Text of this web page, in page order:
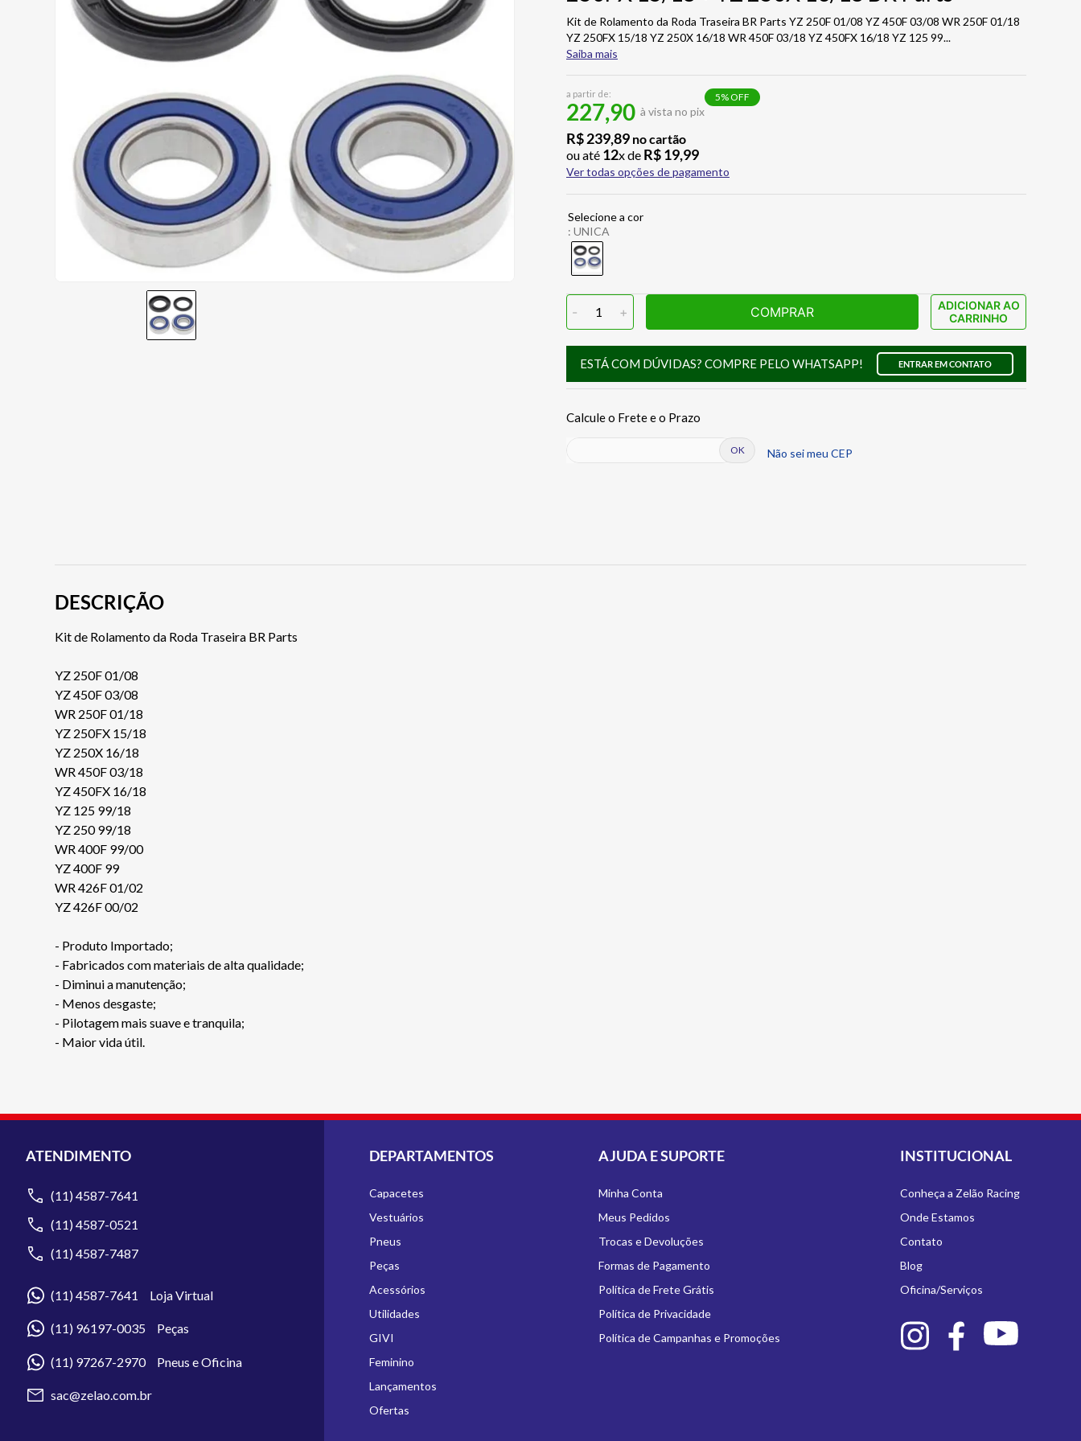
Kit de Rolamento da Roda Traseira BR Parts YZ 250F 01/08 YZ 450F 03/08 WR 250F 01/18
YZ 250FX 15/18 YZ 250X 16/18 WR 450F 03/18 YZ 450FX 16/18 YZ 125 99...
Saiba mais
a partir de:
227,90 à vista no pix
5% OFF
R$239,89 no cartão
ou até 12x de R$19,99
Ver todas opções de pagamento
: UNICA
- 1 + COMPRAR
ADICIONAR AO
CARRINHO
ESTÁ COM DÚVIDAS? COMPRE PELO WHATSAPP! ENTRAR EM CONTATO
Não sei meu CEP
DESCRIÇÃO
Kit de Rolamento da Roda Traseira BR Parts
YZ 250F 01/08
YZ 450F 03/08
WR 250F 01/18
YZ 250FX 15/18
YZ 250X 16/18
WR 450F 03/18
YZ 450FX 16/18
YZ 125 99/18
YZ 250 99/18
WR 400F 99/00
YZ 400F 99
WR 426F 01/02
YZ 426F 00/02
- Produto Importado;
- Fabricados com materiais de alta qualidade;
- Diminui a manutenção;
- Menos desgaste;
- Pilotagem mais suave e tranquila;
- Maior vida útil.
ATENDIMENTO
(11) 4587-7641
(11) 4587-0521
(11) 4587-7487
(11) 4587-7641 Loja Virtual
(11) 96197-0035 Peças
(11) 97267-2970 Pneus e Oficina
sac@zelao.com.br
DEPARTAMENTOS
Capacetes
Vestuários
Pneus
Peças
Acessórios
Utilidades
GIVI
Feminino
Lançamentos
Ofertas
AJUDA E SUPORTE
Minha Conta
Meus Pedidos
Trocas e Devoluções
Formas de Pagamento
Política de Frete Grátis
Política de Privacidade
Política de Campanhas e Promoções
INSTITUCIONAL
Conheça a Zelão Racing
Onde Estamos
Contato
Blog
Oficina/Serviços
9º AIROH
BOTAS